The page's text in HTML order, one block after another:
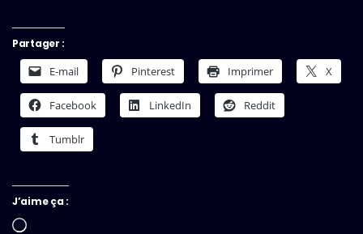
Partager :
E-mail Pinterest Imprimer X
Facebook LinkedIn Reddit
Tumblr
J’aime ça :
Chargement…